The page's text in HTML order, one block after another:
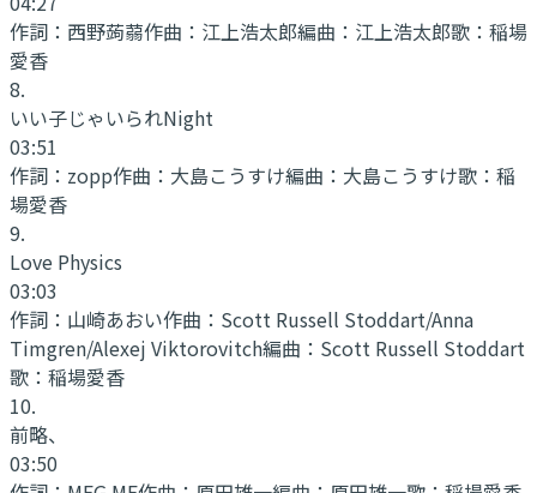
作詞： 西野蒟蒻作曲： 江上浩太郎編曲： 江上浩太郎歌： 稲場
愛香
8.
いい子じゃいられNight
03:51
作詞： zopp作曲： 大島こうすけ編曲： 大島こうすけ歌： 稲
場愛香
9.
Love Physics
03:03
作詞： 山崎あおい作曲： Scott Russell Stoddart/Anna
Timgren/Alexej Viktorovitch編曲： Scott Russell Stoddart
歌： 稲場愛香
10.
前略、
03:50